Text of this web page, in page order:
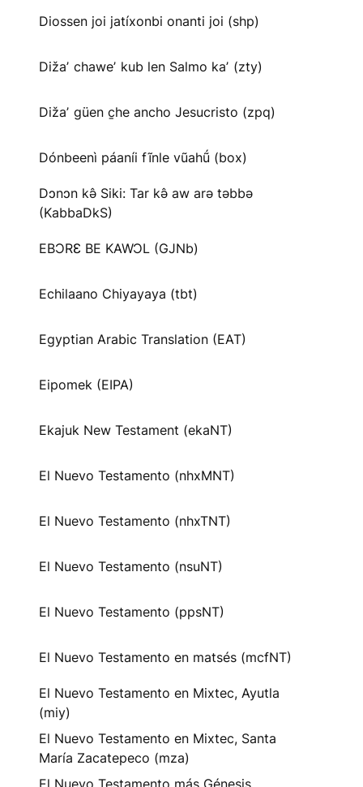
Diossen joi jatíxonbi onanti joi (shp)
Dižaʼ chaweʼ kub len Salmo kaʼ (zty)
Dižaʼ güen c̱he ancho Jesucristo (zpq)
Dónbeenì páaníi fĩnle vũahṹ (box)
Dɔnɔn kə̂ Siki: Tar kə̂ aw arə təbbə
(KabbaDkS)
EBƆRƐ BE KAWƆL (GJNb)
Echilaano Chiyayaya (tbt)
Egyptian Arabic Translation (EAT)
Eipomek (EIPA)
Ekajuk New Testament (ekaNT)
El Nuevo Testamento (nhxMNT)
El Nuevo Testamento (nhxTNT)
El Nuevo Testamento (nsuNT)
El Nuevo Testamento (ppsNT)
El Nuevo Testamento en matsés (mcfNT)
El Nuevo Testamento en Mixtec, Ayutla
(miy)
El Nuevo Testamento en Mixtec, Santa
María Zacatepeco (mza)
El Nuevo Testamento más Génesis